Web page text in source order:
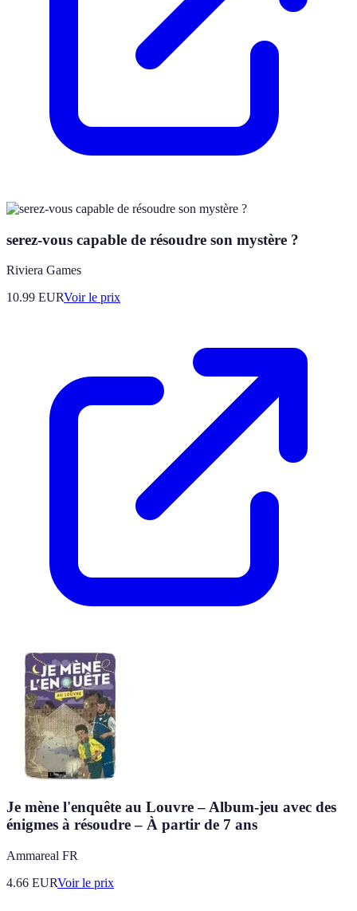
serez-vous capable de résoudre son mystère ?
Riviera Games
10.99 EURVoir le prix
Je mène l'enquête au Louvre – Album-jeu avec des
énigmes à résoudre – À partir de 7 ans
Ammareal FR
4.66 EURVoir le prix